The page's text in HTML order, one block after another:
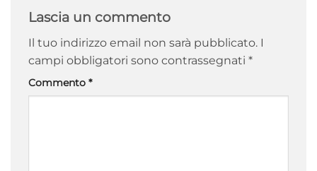
Lascia un commento
Il tuo indirizzo email non sarà pubblicato. I
campi obbligatori sono contrassegnati *
Commento *